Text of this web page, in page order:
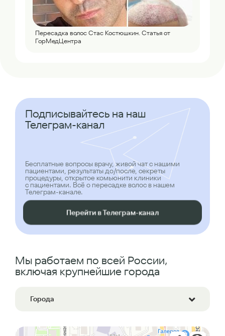
Пересадка волос Стас Костюшкин. Статья от
ГорМедЦентра
Подписывайтесь на наш
Телеграм-канал
Бесплатные вопросы врачу, живой чат с нашими
пациентами, результаты до/после, секреты
процедуры, открытое комьюнити клиники
с пациентами. Всё о пересадке волос в нашем
Телеграм-канале.
Перейти в Телеграм-канал
Мы работаем по всей России,
включая крупнейшие города
Города